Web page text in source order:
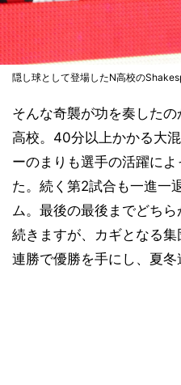
隠し球として登場したN高校の
そんな奇襲が功を奏した
高校。40分以上かかる大
ーのまりも選手の活躍に
た。続く第2試合も一進一
ム。最後の最後までどち
続きますが、カギとなる
連勝で優勝を手にし、夏冬